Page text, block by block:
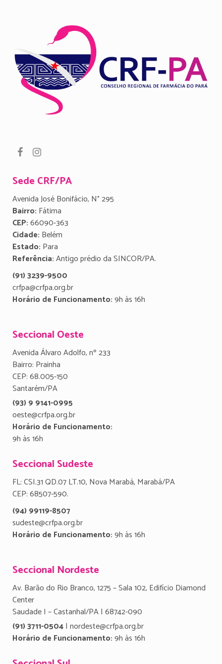
Sede CRF/PA
Avenida José Bonifácio, N° 295
Bairro: Fátima
CEP:66090-363
Cidade: Belém
Estado: Para
Referência:Antigo prédio da SINCOR/PA.
(91) 3239-9500
crfpa@crfpa.org.br
Horário de Funcionamento:9h às 16h
Seccional Oeste
Avenida Álvaro Adolfo, nº 233
Bairro: Prainha
CEP: 68.005-150
Santarém/PA
(93) 9 9141-0995
oeste@crfpa.org.br
Horário de Funcionamento:
9h às 16h
Seccional Sudeste
FL: CSI.31 QD.07 LT.10, Nova Marabá, Marabá/PA
CEP: 68507-590.
(94) 99119-8507
sudeste@crfpa.org.br
Horário de Funcionamento:9h às 16h
Seccional Nordeste
Av. Barão do Rio Branco, 1275 – Sala 102, Edifício Diamond
Center
Saudade I – Castanhal/PA | 68742-090
(91) 3711-0504| nordeste@crfpa.org.br
Horário de Funcionamento:9h às 16h